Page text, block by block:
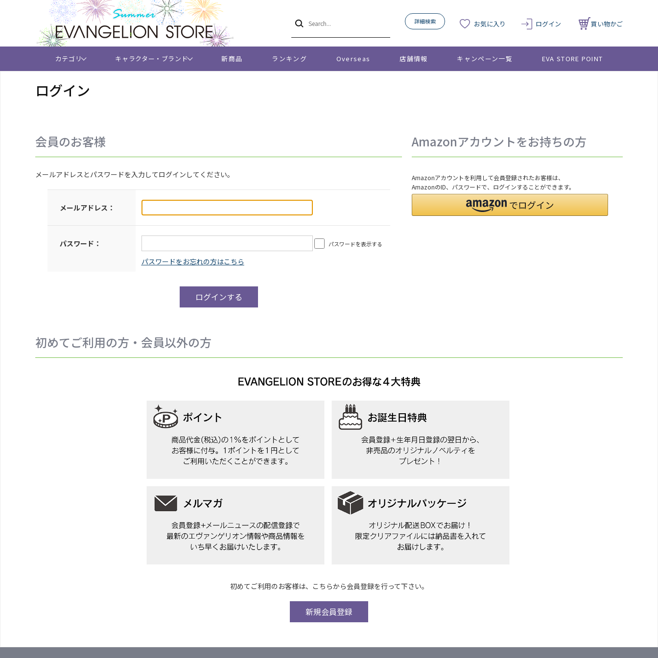
詳細検索 お気に入り ログイン 買い物かご
カテゴリ キャラクター・ブランド 新商品 ランキング Overseas 店舗情報 キャンペーン一覧 EVA STORE POINT
ログイン
会員のお客様
メールアドレスとパスワードを入力してログインしてください。
メールアドレス：
パスワード： パスワードを表示する
Amazonアカウントをお持ちの方
Amazonアカウントを利用して会員登録されたお客様は、
AmazonのID、パスワードで、ログインすることができます。
初めてご利用の方・会員以外の方